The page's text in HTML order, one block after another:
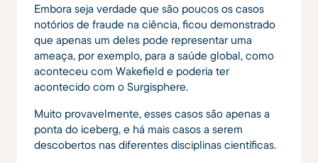
Embora seja verdade que são poucos os casos
notórios de fraude na ciência, ficou demonstrado
que apenas um deles pode representar uma
ameaça, por exemplo, para a saúde global, como
aconteceu com Wakefield e poderia ter
acontecido com o Surgisphere.
Muito provavelmente, esses casos são apenas a
ponta do iceberg, e há mais casos a serem
descobertos nas diferentes disciplinas científicas.